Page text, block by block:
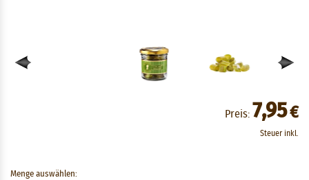
Preis: 7,95€
Steuer inkl.
Menge auswählen: